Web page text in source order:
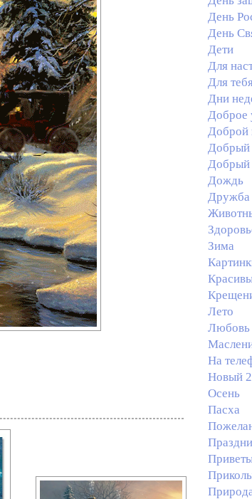
День
День
Дети
Для
Для
Дни
Доброе
Доброй
Добрый
Добрый
Дождь
Дружба
Зима
Лето
Любовь
На
Новый
Осень
Пасха